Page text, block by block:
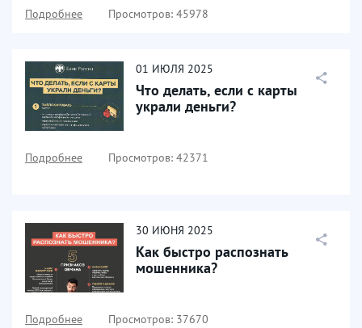
Подробнее Просмотров: 45978
01 ИЮЛЯ 2025
Что делать, если с карты
украли деньги?
Подробнее Просмотров: 42371
30 ИЮНЯ 2025
Как быстро распознать
мошенника?
Подробнее Просмотров: 37670